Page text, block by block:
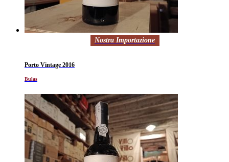
Nostra Importazione
Porto Vintage 2016
Bulas